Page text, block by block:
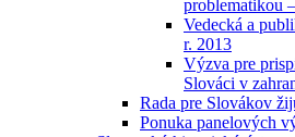
problematikou
Vedecká a
r. 2013
Výzva pre
Slováci v
Rada pre Slovákov
Ponuka panelových